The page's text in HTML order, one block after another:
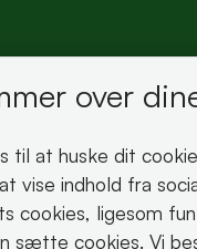
over
til at huske dit
vise indhold fra
cookies, ligesom
sætte cookies. Vi